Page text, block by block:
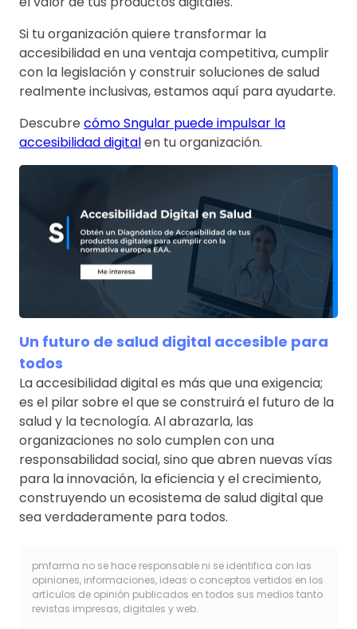
Si tu organización quiere transformar la
accesibilidad en una ventaja competitiva, cumplir
con la legislación y construir soluciones de salud
realmente inclusivas, estamos aquí para ayudarte.
Descubre cómo Sngular puede impulsar la
accesibilidad digitalen tu organización.
Un futuro de salud digital accesible para
todos
La accesibilidad digital es más que una exigencia;
es el pilar sobre el que se construirá el futuro de la
salud y la tecnología. Al abrazarla, las
organizaciones no solo cumplen con una
responsabilidad social, sino que abren nuevas vías
para la innovación, la eficiencia y el crecimiento,
construyendo un ecosistema de salud digital que
sea verdaderamente para todos.
pmfarma no se hace responsable ni se identifica con las
opiniones, informaciones, ideas o conceptos vertidos en los
artículos de opinión publicados en todos sus medios tanto
revistas impresas, digitales y web.